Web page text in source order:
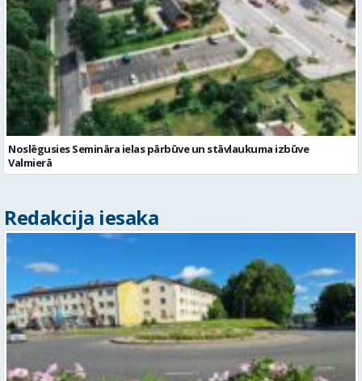
Noslēgusies Semināra ielas pārbūve un stāvlaukuma izbūve
Valmierā
Redakcija iesaka